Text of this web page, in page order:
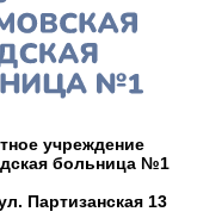
учреждение
больница №1
Партизанская 13